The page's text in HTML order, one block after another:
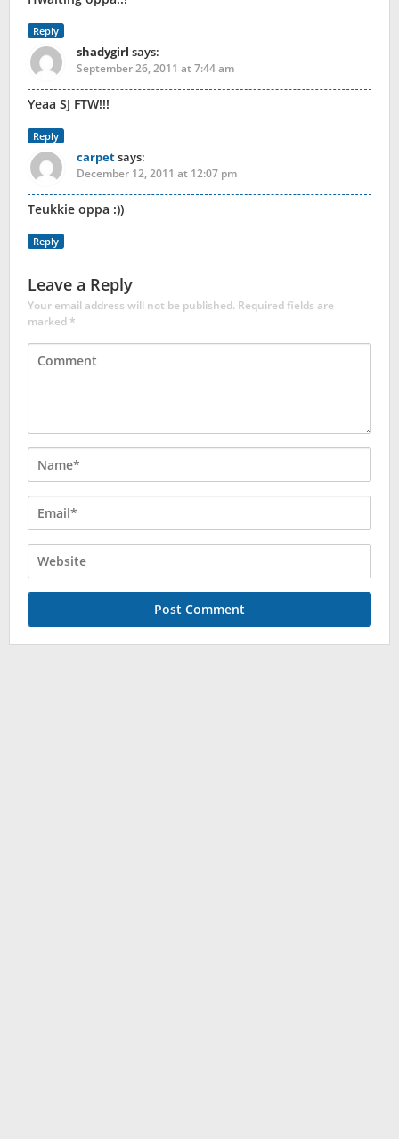
Reply
shadygirl says:
September 26, 2011 at 7:44 am
Yeaa SJ FTW!!!
Reply
carpetsays:
December 12, 2011 at 12:07 pm
Teukkie oppa :))
Reply
Leave a Reply
Your email address will not be published. Required fields are
marked*